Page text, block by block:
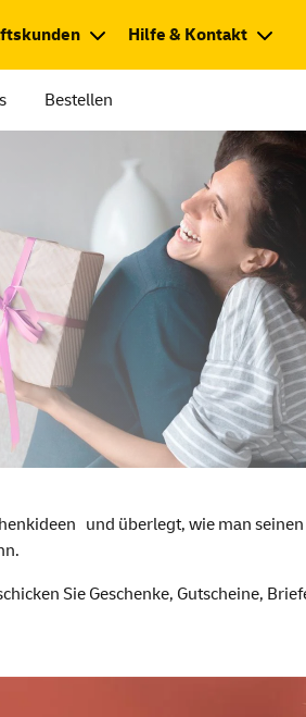
Hilfe & Kontakt
Bestellen
und überlegt, wie man
Sie Geschenke, Gutscheine,